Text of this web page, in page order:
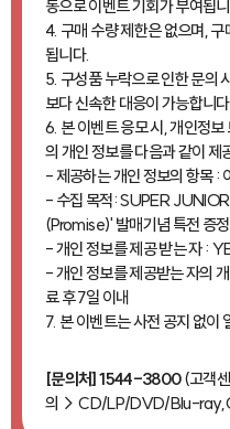
동으로 이벤트 기회가 부여됩
4. 구매 수량 제한은 없으며,
됩니다.
5. 구성품 누락으로 인한 문의
보다 신속한 대응이 가능합니다.
6. 본 이벤트 응모 시, 개인정
의 개인 정보를 다음과 같이 제
- 제공하는 개인 정보의 항목 :
- 수집 목적: SUPER
(Promise)' 발매기념 특전 증
- 개인 정보를 제공 받는 자 :
- 개인 정보를 제공받는 자의
료 후 7일 이내
7. 본 이벤트는 사전 공지 없이
[문의처] 1544-3800(고객
의 > CD/LP/DVD/Blu-